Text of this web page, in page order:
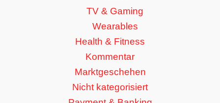
TV & Gaming
Wearables
Health & Fitness
Kommentar
Marktgeschehen
Nicht kategorisiert